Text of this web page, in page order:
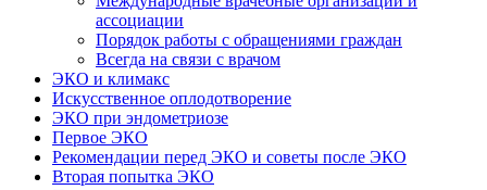
ассоциации
Порядок работы с обращениями граждан
Всегда на связи с врачом
ЭКО и климакс
Искусственное оплодотворение
ЭКО при эндометриозе
Первое ЭКО
Рекомендации перед ЭКО и советы после ЭКО
Вторая попытка ЭКО